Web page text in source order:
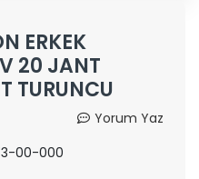
ERKEK
20 JANT
TURUNCU
Yorum Yaz
00-000